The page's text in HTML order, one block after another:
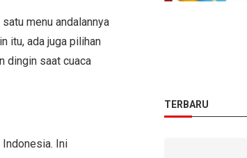
menu andalannya
itu, ada juga pilihan
dingin saat cuaca
Ini
TERBARU